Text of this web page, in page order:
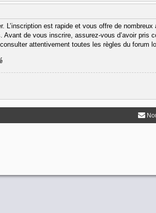
L’inscription est rapide et vous offre de
de vous inscrire, assurez-vous d’avoir pris
attentivement toutes les règles du forum